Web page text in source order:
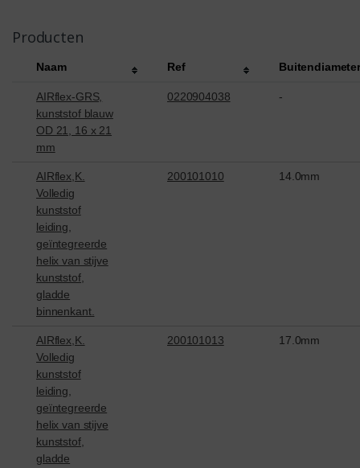
Producten
Naam Ref
AIRflex-GRS,
kunststof blauw
OD 21, 16 x 21
mm
0220904038 -
AIRflex,K.
Volledig
kunststof
leiding,
geïntegreerde
helix van stijve
kunststof,
gladde
binnenkant.
200101010 14.0mm
AIRflex,K.
Volledig
kunststof
leiding,
geïntegreerde
helix van stijve
kunststof,
gladde
200101013 17.0mm